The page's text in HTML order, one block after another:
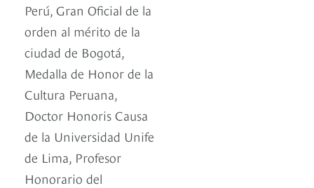
Perú, Gran Oficial de la
orden al mérito de la
ciudad de Bogotá,
Medalla de Honor de la
Cultura Peruana,
Doctor Honoris Causa
de la Universidad Unife
de Lima, Profesor
Honorario del